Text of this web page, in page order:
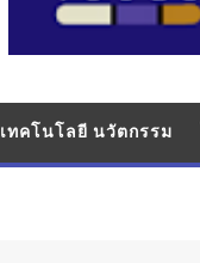
ทคโนโลยี นวัตกรรม